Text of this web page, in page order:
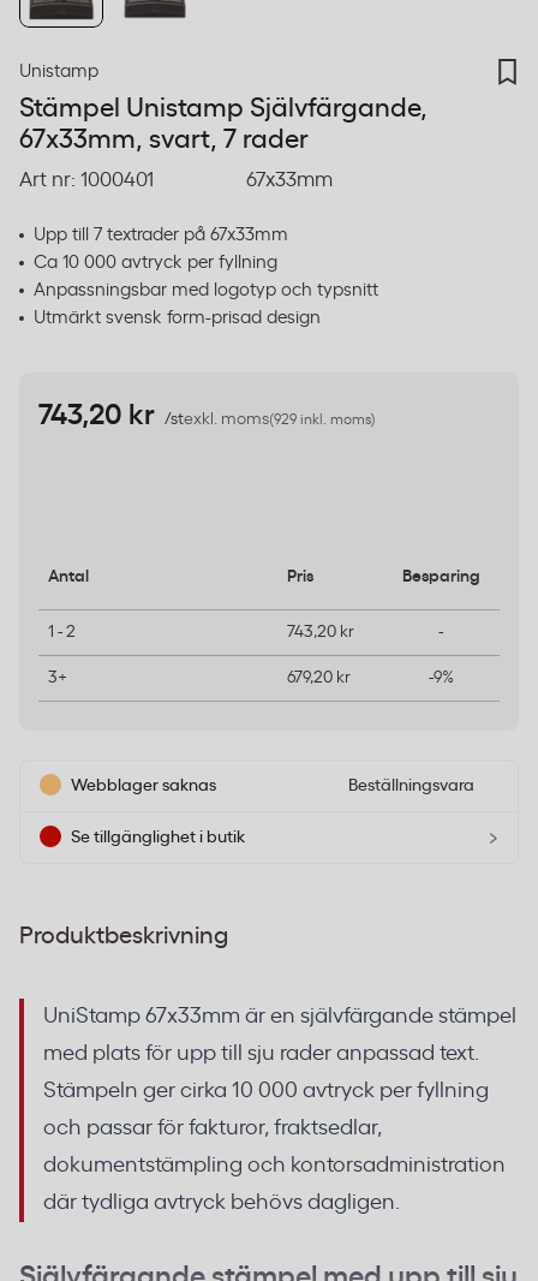
Unistamp
Stämpel Unistamp Självfärgande,
67x33mm, svart, 7 rader
Art nr: 1000401 67x33mm
Upp till 7 textrader på 67x33mm
Ca 10 000 avtryck per fyllning
Anpassningsbar med logotyp och typsnitt
Utmärkt svensk form-prisad design
743,20 kr /stexkl. moms(929 inkl. moms)
Antal Pris Besparing
1 - 2 743,20 kr -
3+ 679,20 kr -9%
Webblager saknas Beställningsvara
Se tillgänglighet i butik ›
Produktbeskrivning
UniStamp 67x33mm är en självfärgande stämpel
med plats för upp till sju rader anpassad text.
Stämpeln ger cirka 10 000 avtryck per fyllning
och passar för fakturor, fraktsedlar,
dokumentstämpling och kontorsadministration
där tydliga avtryck behövs dagligen.